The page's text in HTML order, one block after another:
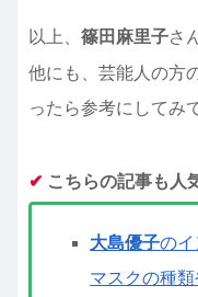
以上、 篠田麻里子さ
他にも、芸能人の方
ったら参考にしてみ
✔︎ こちらの記事も人
大島優子のイ
マスクの種